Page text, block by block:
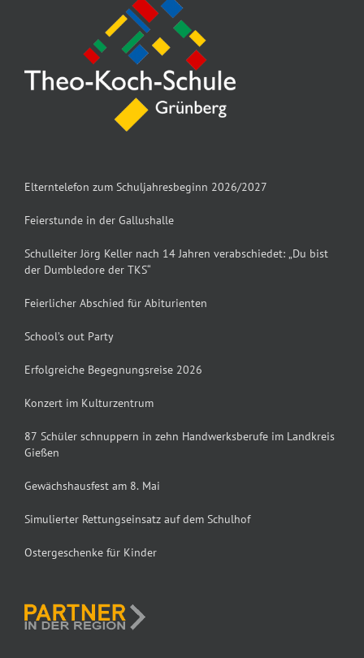
Elterntelefon zum Schuljahresbeginn 2026/2027
Feierstunde in der Gallushalle
Schulleiter Jörg Keller nach 14 Jahren verabschiedet: „Du bist
der Dumbledore der TKS“
Feierlicher Abschied für Abiturienten
School’s out Party
Erfolgreiche Begegnungsreise 2026
Konzert im Kulturzentrum
87 Schüler schnuppern in zehn Handwerksberufe im Landkreis
Gießen
Gewächshausfest am 8. Mai
Simulierter Rettungseinsatz auf dem Schulhof
Ostergeschenke für Kinder